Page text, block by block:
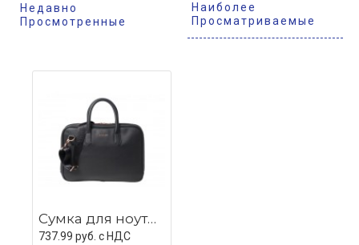
Недавно
Просмотренные
Наиболее
Просматриваемые
Сумка для ноутбука Zoom Navy
737.99 руб. c НДС